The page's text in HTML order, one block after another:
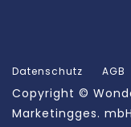
Datenschutz AGB
Copyright ©
Marketingges. mbH